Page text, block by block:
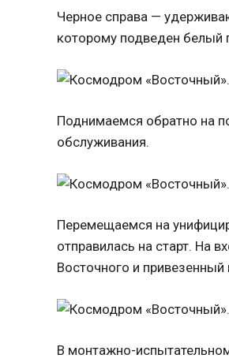
Черное справа —
которому подведен белый
Поднимаемся обратно на
обслуживания.
Перемещаемся на
отправилась на старт. На
Восточного и привезенный
В монтажно-